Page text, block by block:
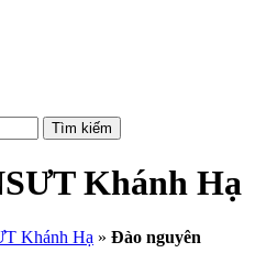
Khánh Hạ
Khánh Hạ » Đào nguyên